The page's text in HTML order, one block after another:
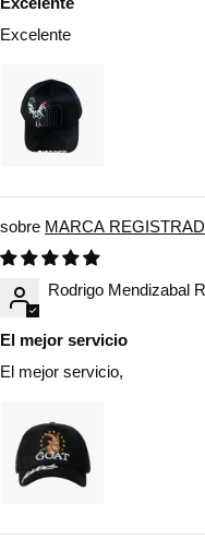
Excelente
MARCA
Rodrigo Mendizabal
El mejor servicio
El mejor servicio,